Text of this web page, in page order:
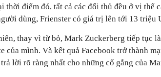
thời điểm đó, tất cả các đối thủ đều ở vị thế
dùng, Frienster có giá trị lên tới 13 triệu
thay vì từ bỏ, Mark Zuckerberg tiếp tục
của mình. Và kết quả Facebook trở thành
lời rõ ràng nhất cho những cố gắng của